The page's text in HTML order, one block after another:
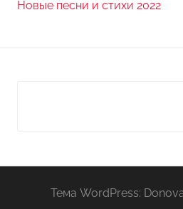
Новые песни и стихи 2022
Тема WordPress: